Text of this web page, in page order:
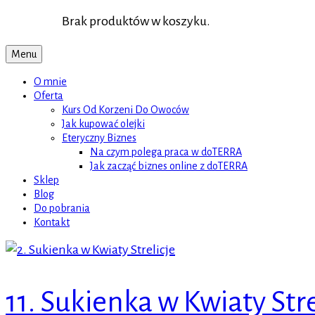
Brak produktów w koszyku.
Menu
O mnie
Oferta
Kurs Od Korzeni Do Owoców
Jak kupować olejki
Eteryczny Biznes
Na czym polega praca w doTERRA
Jak zacząć biznes online z doTERRA
Sklep
Blog
Do pobrania
Kontakt
11. Sukienka w Kwiaty